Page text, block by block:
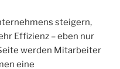
steigern,
Effizienz – eben nur
werden Mitarbeiter
eine